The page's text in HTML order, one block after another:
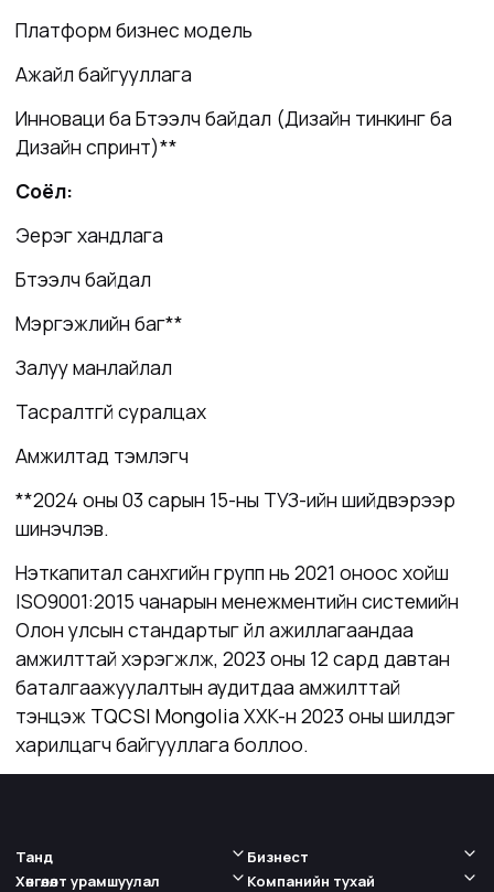
Платформ бизнес модель
Ажайл байгууллага
Инноваци ба Бүтээлч байдал (Дизайн тинкинг ба
Дизайн спринт)**
Соёл:
Эерэг хандлага
Бүтээлч байдал
Мэргэжлийн баг**
Залуу манлайлал
Тасралтгүй суралцах
Амжилтад тэмүүлэгч
**2024 оны 03 сарын 15-ны ТУЗ-ийн шийдвэрээр
шинэчлэв.
Нэткапитал санхүүгийн групп нь 2021 оноос хойш
ISO9001:2015 чанарын менежментийн системийн
Олон улсын стандартыг үйл ажиллагаандаа
амжилттай хэрэгжүүлж, 2023 оны 12 сард давтан
баталгаажуулалтын аудитдаа амжилттай
тэнцэж TQCSI Mongolia XXK-н 2023 оны шилдэг
харилцагч байгууллага боллоо.
Танд
Хөнгөлөлт урамшуулал
Бизнест
Компанийн тухай